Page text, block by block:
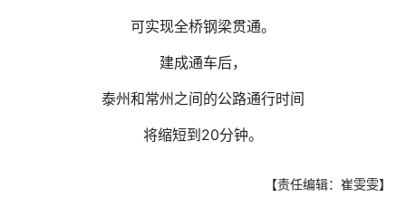
可实现全桥钢梁贯通。
建成通车后，
泰州和常州之间的公路通行时间
将缩短到20分钟。
【责任编辑：崔雯雯】